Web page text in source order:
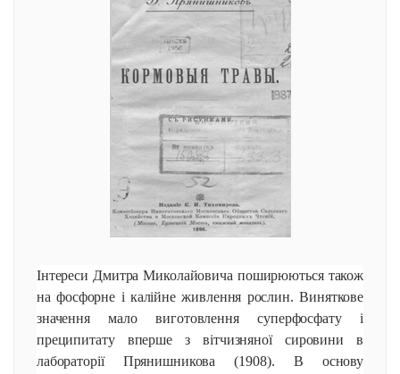
Інтереси Дмитра Миколайовича поширюються також
на фосфорне і калійне живлення рослин. Виняткове
значення мало виготовлення суперфосфату і
преципитату вперше з вітчизняної сировини в
лабораторії Прянишникова (1908). В основу